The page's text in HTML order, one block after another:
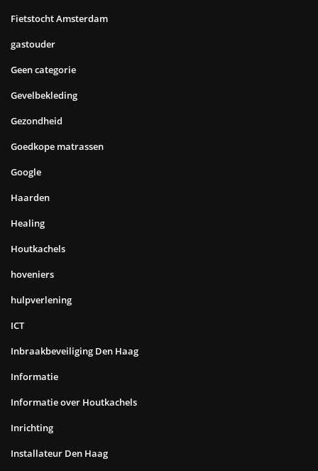
Fietstocht Amsterdam
gastouder
Geen categorie
Gevelbekleding
Gezondheid
Goedkope matrassen
Google
Haarden
Healing
Houtkachels
hoveniers
hulpverlening
ICT
Inbraakbeveiliging Den Haag
Informatie
Informatie over Houtkachels
Inrichting
Installateur Den Haag